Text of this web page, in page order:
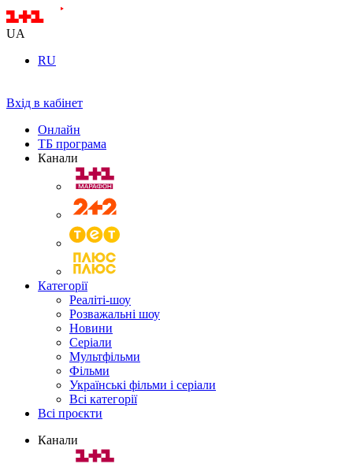
UA
RU
Вхід в кабінет
Онлайн
ТБ програма
Канали
Категорії
Реаліті-шоу
Розважальні шоу
Новини
Серіали
Мультфільми
Фільми
Українські фільми і серіали
Всі категорії
Всі проєкти
Канали